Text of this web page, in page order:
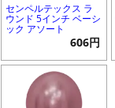
センペルテックス ラ
ウンド 5インチ ベーシ
ック アソート
606円